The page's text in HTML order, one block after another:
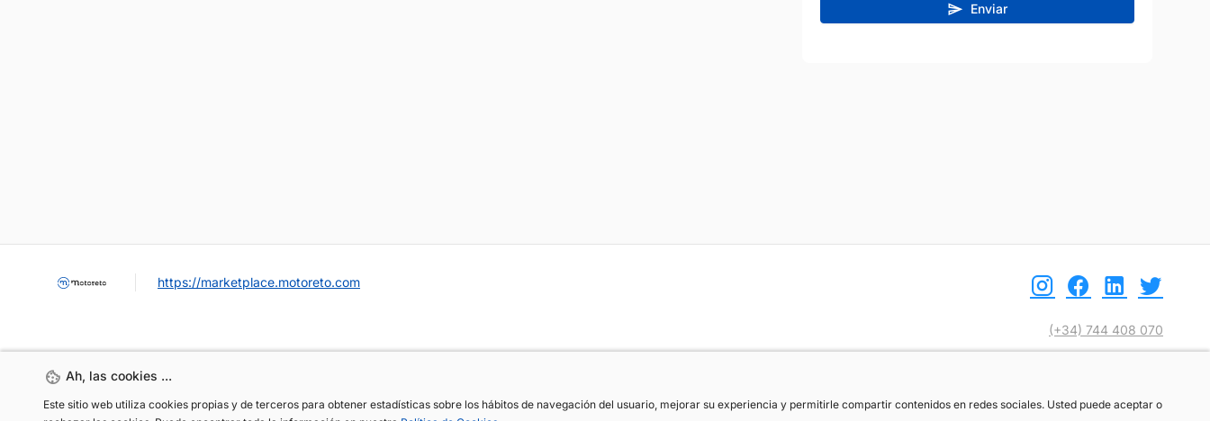
Enviar
Ah, las cookies ...
Este sitio web utiliza cookies propias y de terceros para obtener estadísticas sobre los hábitos de navegación del usuario, mejorar su experiencia y permitirle compartir contenidos en redes sociales. Usted puede aceptar o
Ah, las cookies ...
Este sitio web utiliza cookies propias y de terceros para obtener estadísticas sobre los hábitos de navegación del usuario, mejorar su experiencia y permitirle compartir contenidos en redes sociales. Usted puede aceptar o
https://marketplace.motoreto.com
(+34) 744 408 070